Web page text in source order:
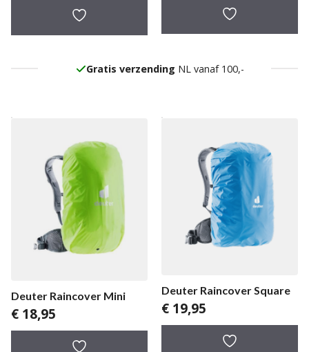
Gratis verzending NL vanaf 100,-
Deuter Raincover Mini
€ 18,95
Deuter Raincover Square
€ 19,95